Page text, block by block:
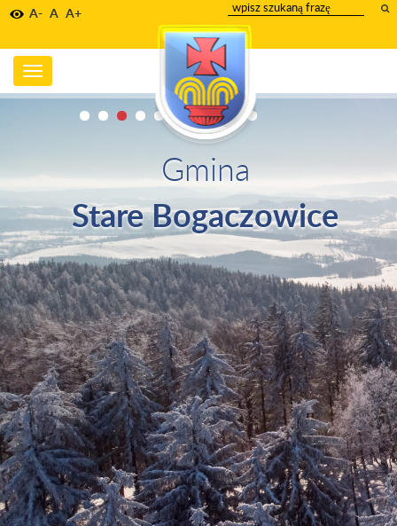
A- A A+
wpisz
szukany
tekst
Toggle
navigation
Gmina
Stare Bogaczowice